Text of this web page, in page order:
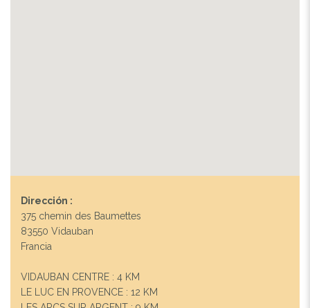
Dirección :
375 chemin des Baumettes
83550 Vidauban
Francia
VIDAUBAN CENTRE : 4 KM
LE LUC EN PROVENCE : 12 KM